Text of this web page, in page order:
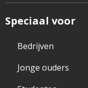
Speciaal voor
Bedrijven
Jonge ouders